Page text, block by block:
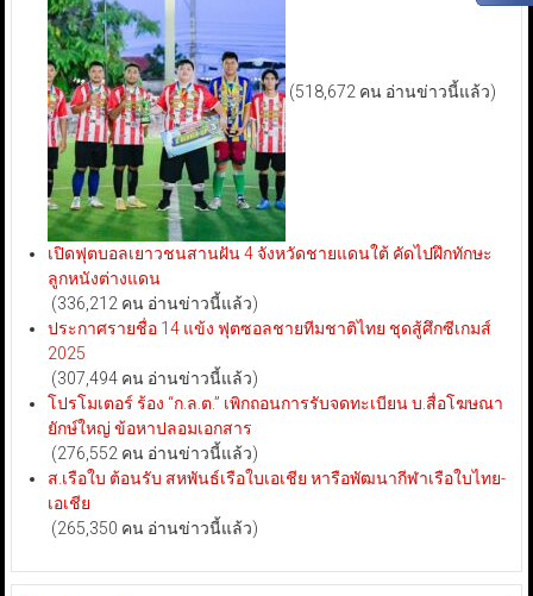
(518,672 คน อ่านข่าวนี้แล้ว)
เปิดฟุตบอลเยาวชนสานฝัน 4 จังหวัดชายแดนใต้ คัดไปฝึกทักษะ
ลูกหนังต่างแดน
(336,212 คน อ่านข่าวนี้แล้ว)
ประกาศรายชื่อ 14 แข้ง ฟุตซอลชายทีมชาติไทย ชุดสู้ศึกซีเกมส์
2025
(307,494 คน อ่านข่าวนี้แล้ว)
โปรโมเตอร์ ร้อง “ก.ล.ต.” เพิกถอนการรับจดทะเบียน บ.สื่อโฆษณา
ยักษ์ใหญ่ ข้อหาปลอมเอกสาร
(276,552 คน อ่านข่าวนี้แล้ว)
ส.เรือใบ ต้อนรับ สหพันธ์เรือใบเอเชีย หารือพัฒนากีฬาเรือใบไทย-
เอเชีย
(265,350 คน อ่านข่าวนี้แล้ว)